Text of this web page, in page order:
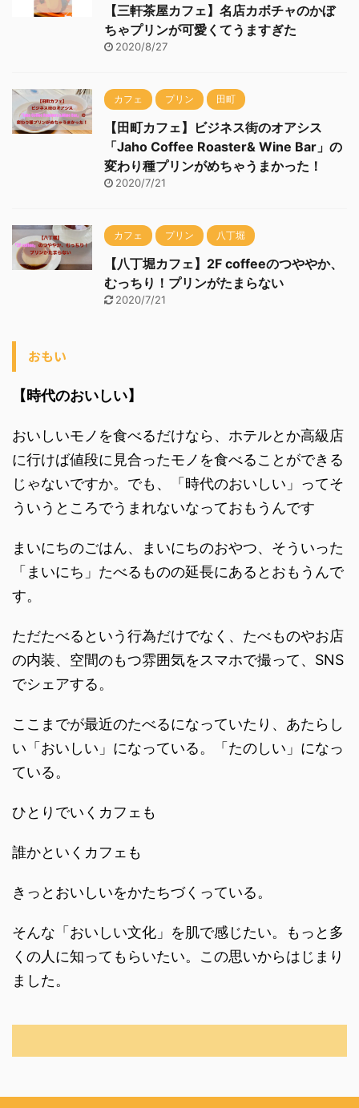
【三軒茶屋カフェ】名店カボチャのかぼ
ちゃプリンが可愛くてうますぎた
2020/8/27
カフェ プリン 田町
【田町カフェ】ビジネス街のオアシス
「Jaho Coffee Roaster& Wine Bar」の
変わり種プリンがめちゃうまかった！
2020/7/21
カフェ プリン 八丁堀
【八丁堀カフェ】2F coffeeのつややか、
むっちり！プリンがたまらない
2020/7/21
おもい
【時代のおいしい】
おいしいモノを食べるだけなら、ホテルとか高級店
に行けば値段に見合ったモノを食べることができる
じゃないですか。でも、「時代のおいしい」ってそ
ういうところでうまれないなっておもうんです
まいにちのごはん、まいにちのおやつ、そういった
「まいにち」たべるものの延長にあるとおもうんで
す。
ただたべるという行為だけでなく、たべものやお店
の内装、空間のもつ雰囲気をスマホで撮って、SNS
でシェアする。
ここまでが最近のたべるになっていたり、あたらし
い「おいしい」になっている。「たのしい」になっ
ている。
ひとりでいくカフェも
誰かといくカフェも
きっとおいしいをかたちづくっている。
そんな「おいしい文化」を肌で感じたい。もっと多
くの人に知ってもらいたい。この思いからはじまり
ました。